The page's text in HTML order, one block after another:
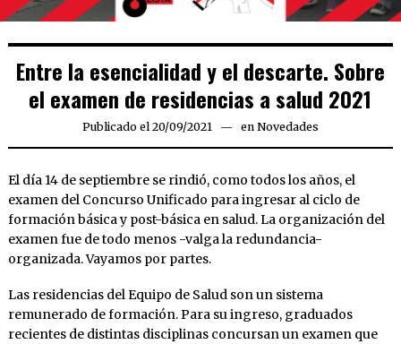
Entre la esencialidad y el descarte. Sobre
el examen de residencias a salud 2021
Publicado el 20/09/202120/09/2021
en Novedades
El día 14 de septiembre se rindió, como todos los años, el
examen del Concurso Unificado para ingresar al ciclo de
formación básica y post-básica en salud. La organización del
examen fue de todo menos -valga la redundancia-
organizada. Vayamos por partes.
Las residencias del Equipo de Salud son un sistema
remunerado de formación. Para su ingreso, graduados
recientes de distintas disciplinas concursan un examen que